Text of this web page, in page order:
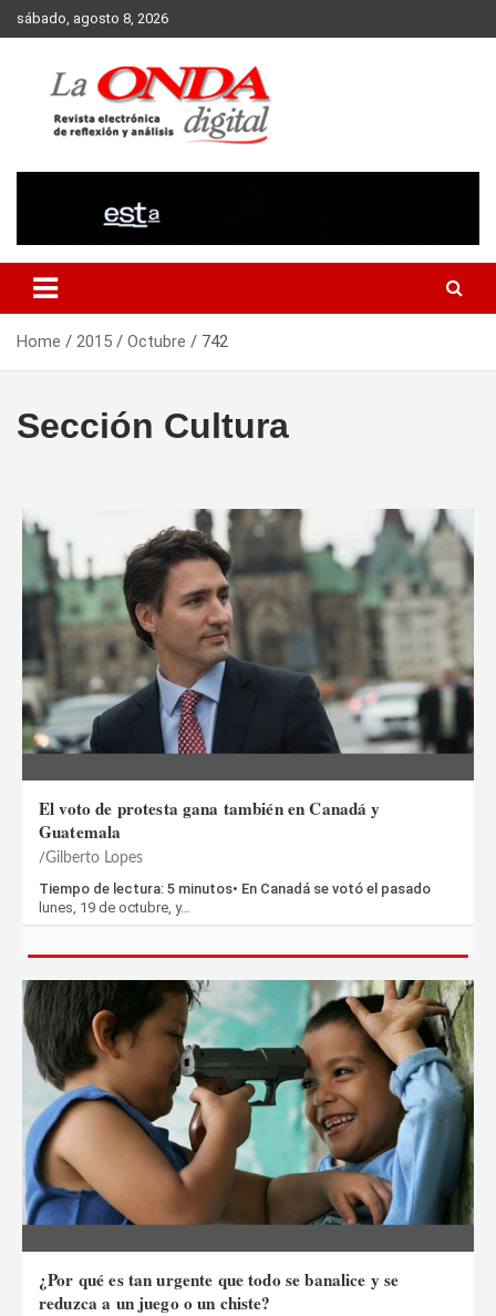
Skip
to
sábado, agosto 8, 2026
Home 2015 Octubre 742
El voto de protesta gana también en Canadá y
Guatemala
Gilberto Lopes
Tiempo de lectura: 5 minutos• En Canadá se votó el pasado
lunes, 19 de octubre, y…
¿Por qué es tan urgente que todo se banalice y se
reduzca a un juego o un chiste?